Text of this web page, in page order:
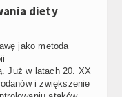
diety
jako metoda
Już w latach 20. XX
i zwiększenie